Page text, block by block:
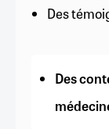
Des
Des